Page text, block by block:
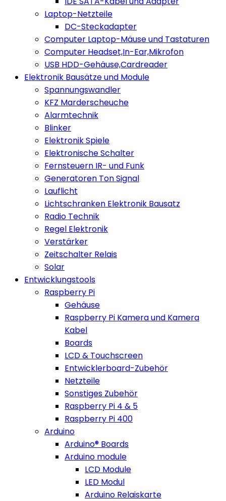
Laptop-Netzteile
DC-Steckadapter
Computer Laptop-Mäuse und Tastaturen
Computer Headset,In-Ear,Mikrofon
USB HDD-Gehäuse,Cardreader
Elektronik Bausätze und Module
Spannungswandler
KFZ Marderscheuche
Alarmtechnik
Blinker
Elektronik Spiele
Elektronische Schalter
Fernsteuern IR- und Funk
Generatoren Ton Signal
Lauflicht
Lichtschranken Elektronik Bausatz
Radio Technik
Regel Elektronik
Verstärker
Zeitschalter Relais
Solar
Entwicklungstools
Raspberry Pi
Gehäuse
Raspberry Pi Kamera und Kamera
Kabel
Boards
LCD & Touchscreen
Entwicklerboard-Zubehör
Netzteile
Sonstiges Zubehör
Raspberry Pi 4 & 5
Raspberry Pi 400
Arduino
Arduino® Boards
Arduino module
LCD Module
LED Modul
Arduino Relaiskarte